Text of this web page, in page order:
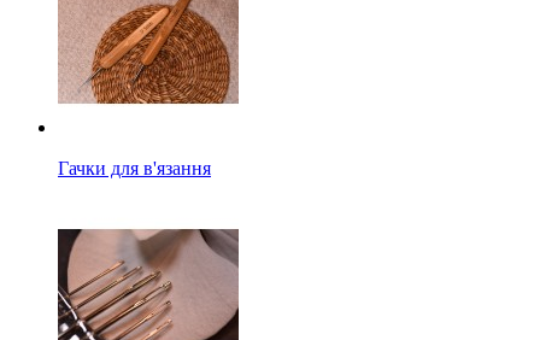
Гачки для в'язання